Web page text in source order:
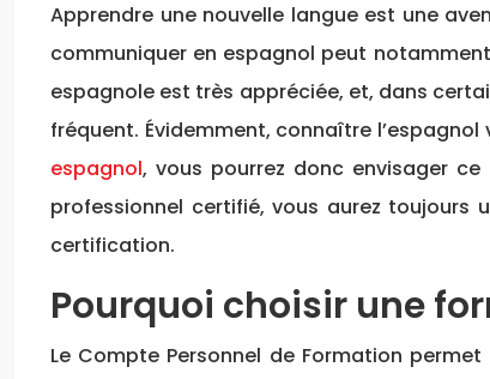
Apprendre une nouvelle langue est une
communiquer en espagnol peut
espagnole est très appréciée, et, dans
fréquent. Évidemment, connaître
espagnol, vous pourrez donc envisager
professionnel certifié, vous aurez toujours
certification.
Pourquoi choisir une
Le Compte Personnel de Formation